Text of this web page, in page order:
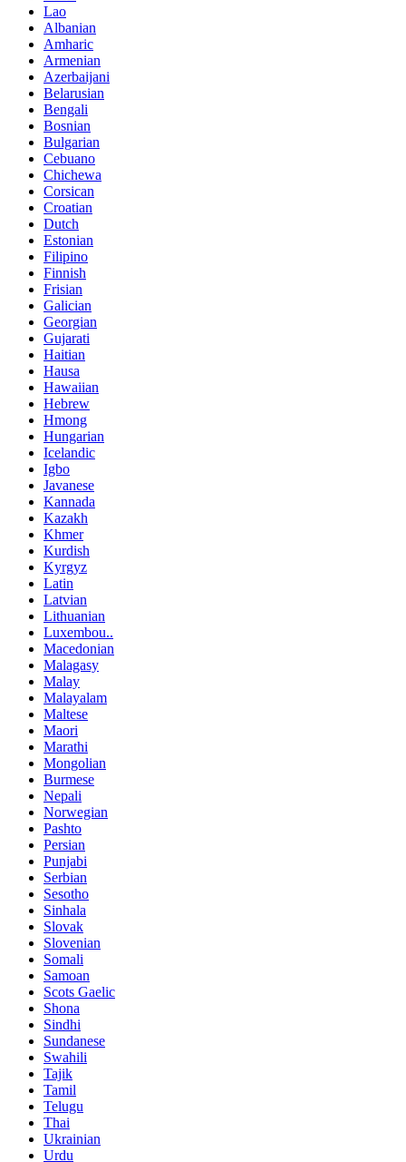
Lao
Albanian
Amharic
Armenian
Azerbaijani
Belarusian
Bengali
Bosnian
Bulgarian
Cebuano
Chichewa
Corsican
Croatian
Dutch
Estonian
Filipino
Finnish
Frisian
Galician
Georgian
Gujarati
Haitian
Hausa
Hawaiian
Hebrew
Hmong
Hungarian
Icelandic
Igbo
Javanese
Kannada
Kazakh
Khmer
Kurdish
Kyrgyz
Latin
Latvian
Lithuanian
Luxembou..
Macedonian
Malagasy
Malay
Malayalam
Maltese
Maori
Marathi
Mongolian
Burmese
Nepali
Norwegian
Pashto
Persian
Punjabi
Serbian
Sesotho
Sinhala
Slovak
Slovenian
Somali
Samoan
Scots Gaelic
Shona
Sindhi
Sundanese
Swahili
Tajik
Tamil
Telugu
Thai
Ukrainian
Urdu